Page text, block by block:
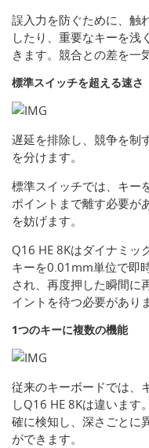
誤入力を防ぐために、触
したり、重要なキーを浅
きます。競合との差を一
標準スイッチを超える速さ
遅延を排除し、競争を制
を分けます。
標準スイッチでは、キー
ポイントまで離す必要が
を妨げます。
Q16 HE 8Kはダイナミッ
キーを0.01mm単位で即
され、再度押した瞬間に
イントを待つ必要があり
1つのキーに複数の機能
従来のキーボードでは、
しQ16 HE 8Kは違います
確に検知し、深さごとに
ができます。